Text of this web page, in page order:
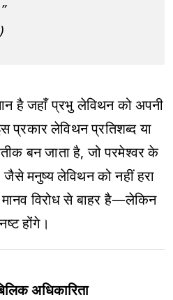
है जहाँ प्रभु लेविथन को अपनी
प्रकार लेविथन प्रतिशब्द या
बन जाता है, जो परमेश्वर के
मनुष्य लेविथन को नहीं हरा
विरोध से बाहर है—लेकिन
होंगे।
अधिकारिता